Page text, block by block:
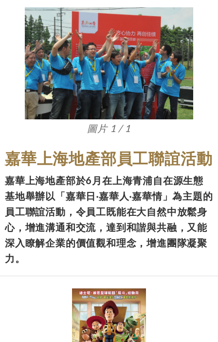
圖片 1 / 1
嘉華上海地產部員工聯誼活動
嘉華上海地產部於6月在上海青浦自在源生態
基地舉辦以「嘉華日‧嘉華人‧嘉華情」為主題的
員工聯誼活動，令員工既能在大自然中放鬆身
心，增進溝通和交流，達到和諧與共融，又能
深入瞭解企業的價值觀和理念，增進團隊凝聚
力。